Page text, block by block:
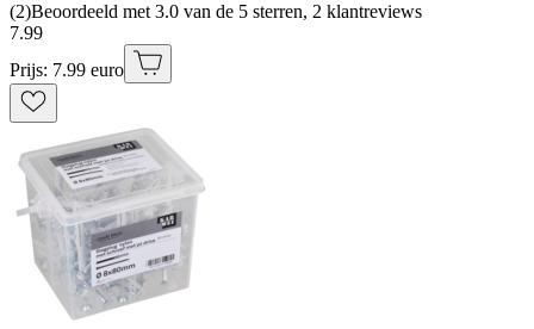
(2)Beoordeeld met 3.0 van de 5 sterren, 2 klantreviews
7.99
Prijs: 7.99 euro